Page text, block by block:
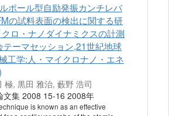
ポール型自励発振カンチレバ
の試料表面の検出に関する研
ロ・ナノダイナミクスの計測
テーマセッション,21世紀地球
工学:人・マイクロナノ・エネ
極, 黒田 雅治, 藪野 浩司
文集 2008 15-16 2008年
is known as an effective